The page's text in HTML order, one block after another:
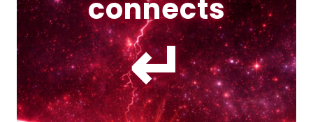
connects